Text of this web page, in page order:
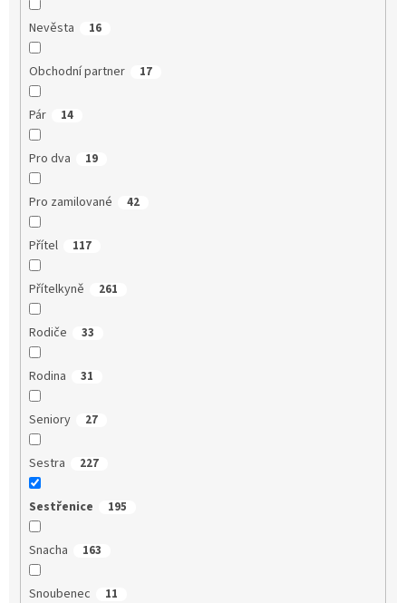
Nevěsta 16
Obchodní partner 17
Pár 14
Pro dva 19
Pro zamilované 42
Přítel 117
Přítelkyně 261
Rodiče 33
Rodina 31
Seniory 27
Sestra 227
Sestřenice 195
Snacha 163
Snoubenec 11